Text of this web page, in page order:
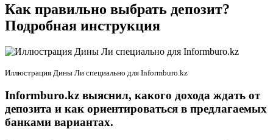
Как правильно выбрать депозит?
Подробная инструкция
Иллюстрация Дины Ли специально для Informburo.kz
Informburo.kz выяснил, какого дохода ждать от
депозита и как ориентироваться в предлагаемых
банками вариантах.